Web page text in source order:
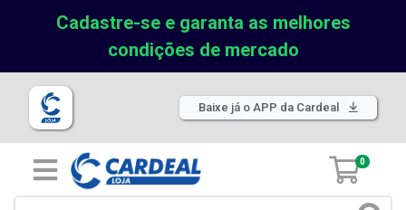
Cadastre-se e garanta as melhores
condições de mercado
Baixe já o APP da Cardeal
0